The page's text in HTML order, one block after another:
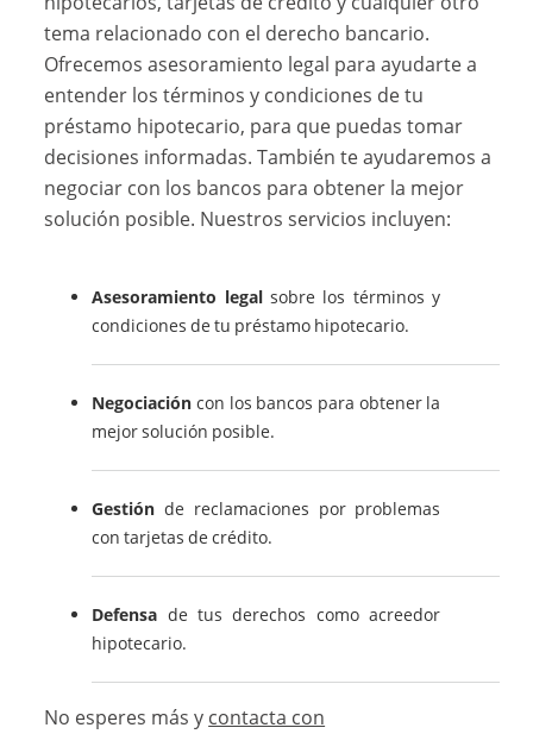
tema relacionado con el derecho bancario.
Ofrecemos asesoramiento legal para ayudarte a
entender los términos y condiciones de tu
préstamo hipotecario, para que puedas tomar
decisiones informadas. También te ayudaremos a
negociar con los bancos para obtener la mejor
solución posible. Nuestros servicios incluyen:
Asesoramiento legalsobre los términos y
condiciones de tu préstamo hipotecario.
Negociación con los bancos para obtener la
mejor solución posible.
Gestión de reclamaciones por problemas
con tarjetas de crédito.
Defensa de tus derechos como acreedor
hipotecario.
No esperes más y contacta con